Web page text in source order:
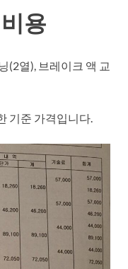
용
(2열), 브레이크 액 교
기준 가격입니다.